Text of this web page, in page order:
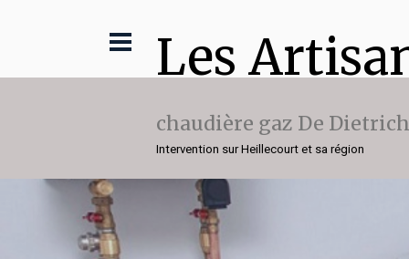
Les
chaudière gaz De Dietrich
Intervention sur Heillecourt et sa région